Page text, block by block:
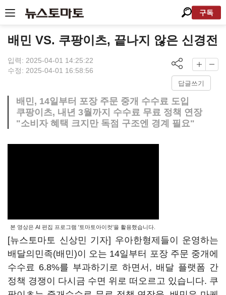
구독
배민 VS. 쿠팡이츠, 끝나지 않은 신경전
입력: 2025-04-01 14:25:22
수정: 2025-04-01 16:58:56
답글쓰기
배민, 14일부터 포장 주문 중개 수수료 도입
쿠팡이츠, 내년 3월까지 수수료 무료 정책 연장
"소비자 혜택 크지만 독점 구조엔 경계 필요"
본 영상은 AI 편집 프로그램 '토마토아이컷'을 활용했습니다.
[뉴스토마토 신상민 기자] 우아한형제들이 운영하는
배달의민족(배민)이 오는 14일부터 포장 주문 중개에
수수료 6.8%를 부과하기로 하면서, 배달 플랫폼 간
정책 경쟁이 다시금 수면 위로 떠오르고 있습니다. 쿠